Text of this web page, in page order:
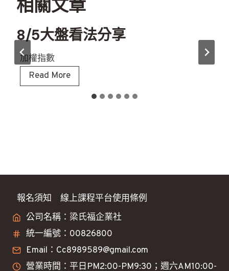
相關文章
8/5大盤看法分享
加權指數
Read More8
/
分
報名須知
線上課程平台使用條例
公司名稱：梁氏福企業社
統一編號：00826800
Email：Cc8989589@gmail.com
營業時間：平日PM2:00-PM9:30；週六AM10:00-